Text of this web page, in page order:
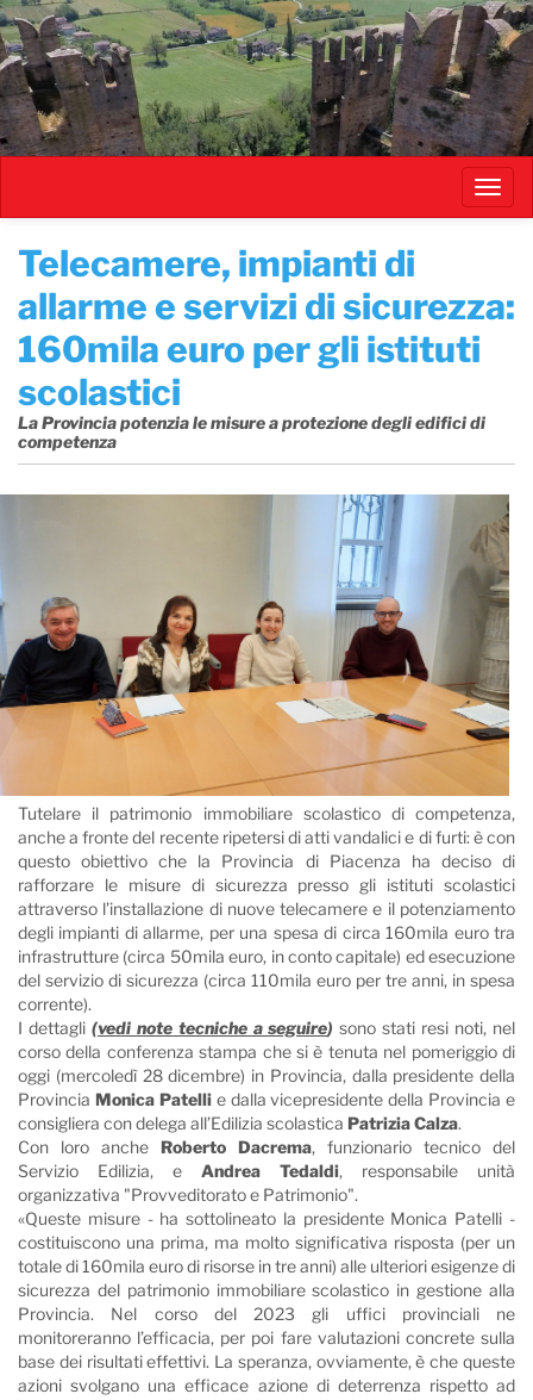
Salta
al
contenuto
principale
​Telecamere, impianti di
allarme e servizi di sicurezza:
160mila euro per gli istituti
scolastici
La Provincia potenzia le misure a protezione degli edifici di
competenza
Tutelare il patrimonio immobiliare scolastico di competenza,
anche a fronte del recente ripetersi di atti vandalici e di furti: è con
questo obiettivo che la Provincia di Piacenza ha deciso di
rafforzare le misure di sicurezza presso gli istituti scolastici
attraverso l’installazione di nuove telecamere e il potenziamento
degli impianti di allarme, per una spesa di circa 160mila euro tra
infrastrutture (circa 50mila euro, in conto capitale) ed esecuzione
del servizio di sicurezza (circa 110mila euro per tre anni, in spesa
corrente).
I dettagli (vedi note tecniche a seguire) sono stati resi noti, nel
corso della conferenza stampa che si è tenuta nel pomeriggio di
oggi (mercoledì 28 dicembre) in Provincia, dalla presidente della
Provincia Monica Patellie dalla vicepresidente della Provincia e
consigliera con delega all’Edilizia scolastica Patrizia Calza.
Con loro anche Roberto Dacrema, funzionario tecnico del
Servizio Edilizia, e Andrea Tedaldi, responsabile unità
organizzativa "Provveditorato e Patrimonio".
«Queste misure - ha sottolineato la presidente Monica Patelli -
costituiscono una prima, ma molto significativa risposta (per un
totale di 160mila euro di risorse in tre anni) alle ulteriori esigenze di
sicurezza del patrimonio immobiliare scolastico in gestione alla
Provincia. Nel corso del 2023 gli uffici provinciali ne
monitoreranno l’efficacia, per poi fare valutazioni concrete sulla
base dei risultati effettivi. La speranza, ovviamente, è che queste
azioni svolgano una efficace azione di deterrenza rispetto ad